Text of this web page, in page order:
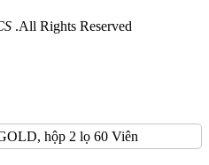
.All Rights Reserved
hộp 2 lọ 60 Viên